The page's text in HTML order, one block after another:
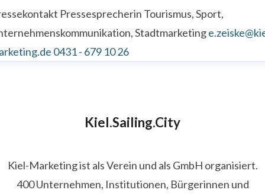
Pressesprecherin Tourismus, Sport,
Stadtmarketing
0431 - 679 10 26
Kiel.Sailing.City
Kiel-Marketing ist als Verein und als GmbH organisiert.
400 Unternehmen, Institutionen, Bürgerinnen und